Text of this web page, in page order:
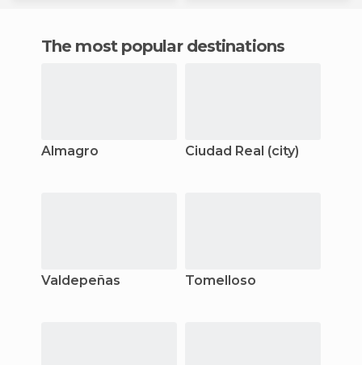
The most popular destinations
Almagro Ciudad Real (city)
Valdepeñas Tomelloso